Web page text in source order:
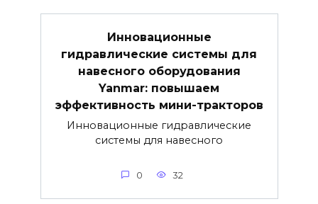
Инновационные
гидравлические системы для
навесного оборудования
Yanmar: повышаем
эффективность мини-тракторов
Инновационные гидравлические
системы для навесного
0 32